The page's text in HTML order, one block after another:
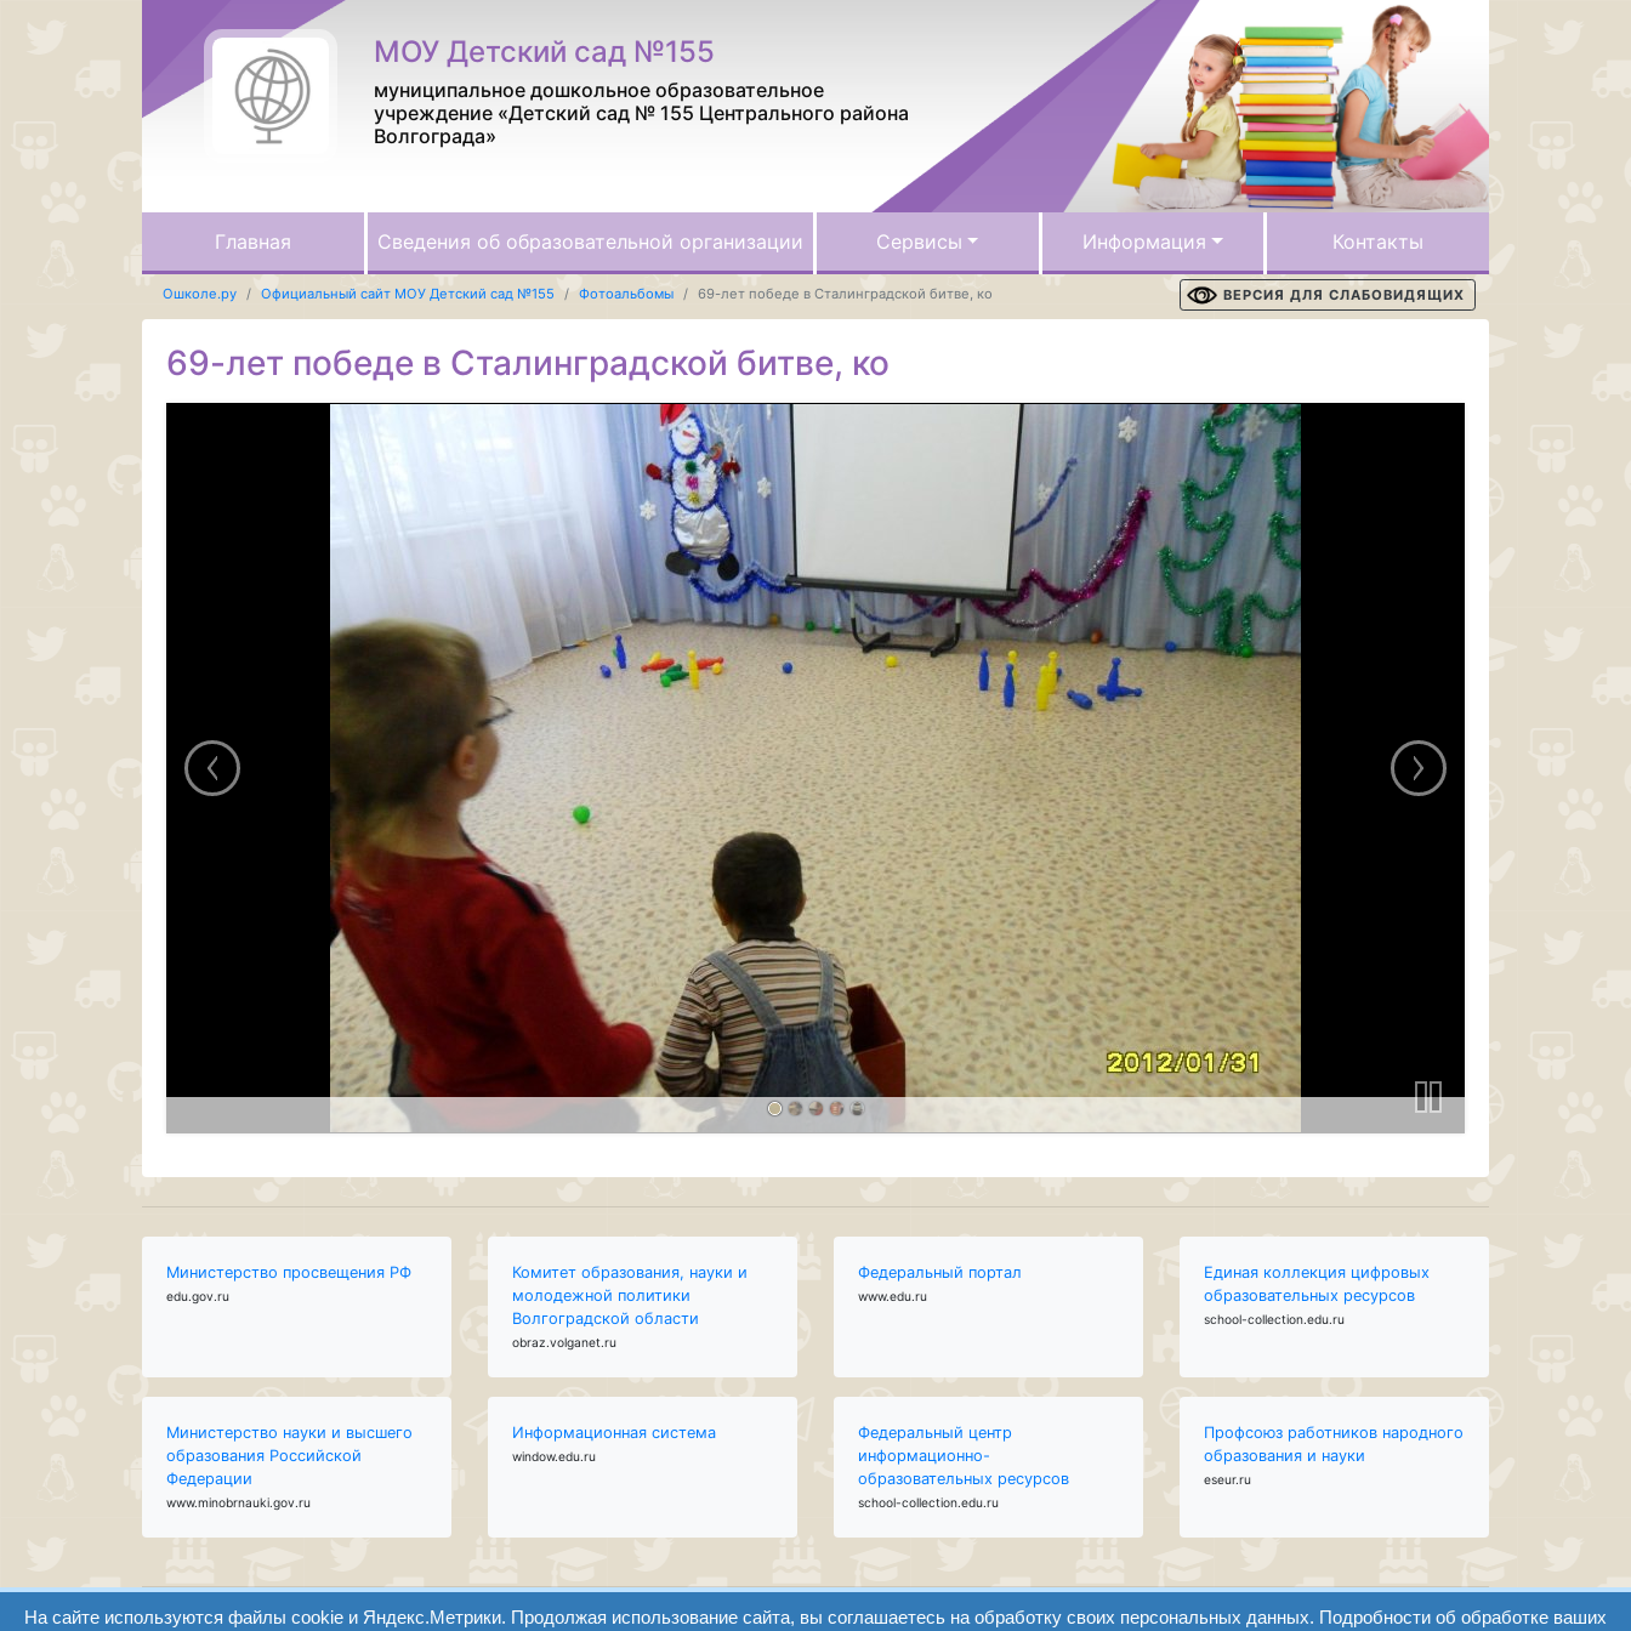
МОУ Детский сад №155
муниципальное дошкольное образовательное
учреждение «Детский сад № 155 Центрального района
Волгограда»
Главная Сведения об образовательной организации Сервисы Информация Контакты
Ошколе.ру Официальный сайт МОУ Детский сад №155 Фотоальбомы 69-лет победе в Сталинградской битве, ко ВЕРСИЯ ДЛЯ СЛАБОВИДЯЩИХ
69-лет победе в Сталинградской битве, ко
Министерство просвещения РФ
edu.gov.ru
Комитет образования, науки и
молодежной политики
Волгоградской области
obraz.volganet.ru
Федеральный портал
www.edu.ru
Единая коллекция цифровых
образовательных ресурсов
school-collection.edu.ru
Министерство науки и высшего
образования Российской
Федерации
www.minobrnauki.gov.ru
Информационная система
window.edu.ru
Федеральный центр
информационно-
образовательных ресурсов
school-collection.edu.ru
Профсоюз работников народного
образования и науки
eseur.ru
На сайте используются файлы cookie и Яндекс.Метрики. Продолжая использование сайта, вы соглашаетесь на обработку своих персональных данных. Подробности об обработке ваших